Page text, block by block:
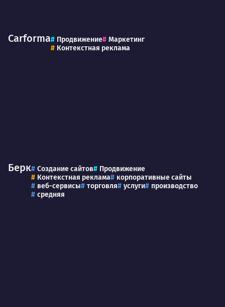
Carforma Продвижение
Маркетинг
Контекстная реклама
Берк Создание сайтов
Продвижение
Контекстная реклама
корпоративные сайты
веб-сервисы
торговля услуги
производство
средняя